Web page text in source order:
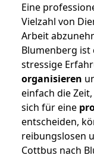
Eine
Vielzahl von
Arbeit
Blumenberg ist
stressige
organisieren
einfach die
sich für eine
entscheiden,
reibungslosen
Cottbus nach